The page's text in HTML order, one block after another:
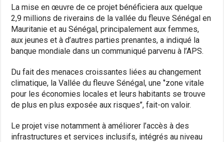
La mise en œuvre de ce projet bénéficiera aux quelque
2,9 millions de riverains de la vallée du fleuve Sénégal en
Mauritanie et au Sénégal, principalement aux femmes,
aux jeunes et à d’autres parties prenantes, a indiqué la
banque mondiale dans un communiqué parvenu à l’APS.
Du fait des menaces croissantes liées au changement
climatique, la Vallée du fleuve Sénégal, une ‘’zone vitale
pour les économies locales et leurs habitants se trouve
de plus en plus exposée aux risques’’, fait-on valoir.
Le projet vise notamment à améliorer l’accès à des
infrastructures et services inclusifs, intégrés au niveau